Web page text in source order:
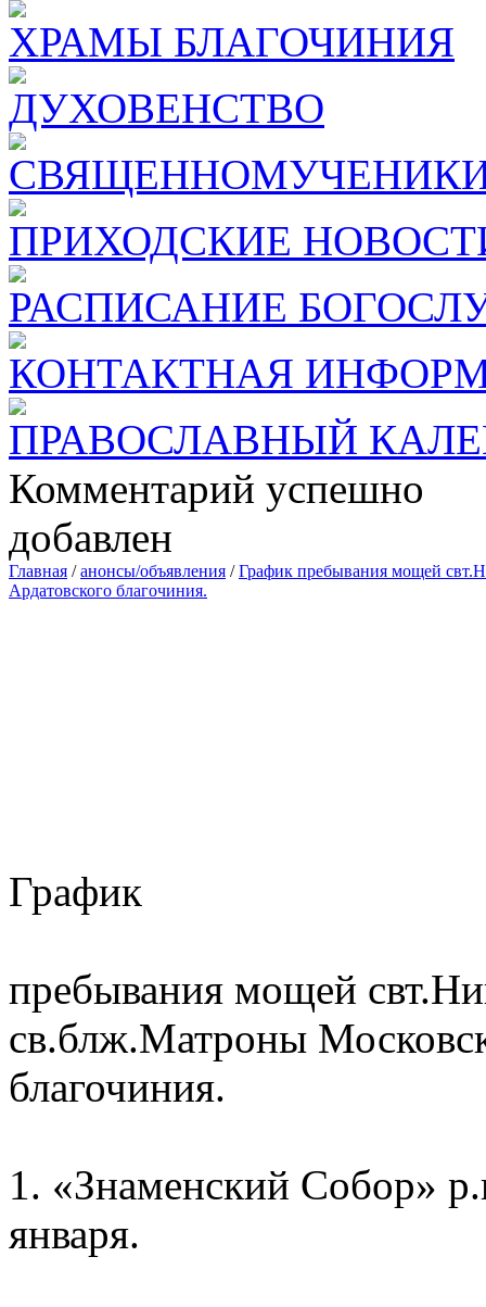
ХРАМЫ БЛАГОЧИНИЯ
ДУХОВЕНСТВО
ПРИХОДСКИЕ
РАСПИСАНИЕ
КОНТАКТНАЯ
ПРАВОСЛАВНЫЙ
Комментарий успешно
добавлен
Главная /анонсы/объявления /График пребывания мощей
Ардатовского благочиния.
График
пребывания мощей
св.блж.Матроны
благочиния.
1. «Знаменский Собор»
января.